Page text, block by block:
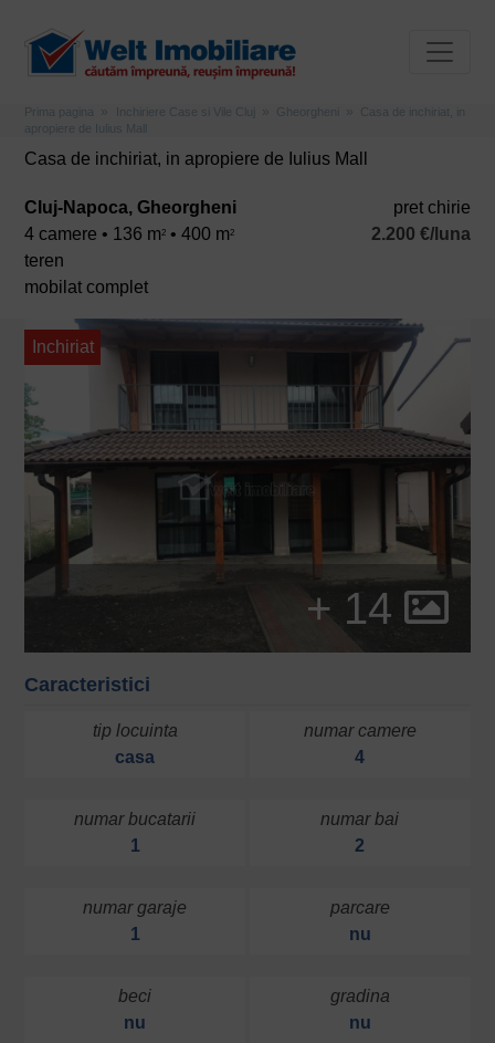
Prima pagina Inchiriere Case si Vile Cluj Gheorgheni
Casa de inchiriat, in
apropiere de Iulius Mall
Casa de inchiriat, in apropiere de Iulius Mall
Cluj-Napoca, Gheorgheni
4 camere • 136 m2 • 400 m2
teren
mobilat complet
pret chirie
2.200 €/luna
+ 14
Inchiriat
Caracteristici
tip locuinta
casa
numar camere
4
numar bucatarii
1
numar bai
2
numar garaje
1
parcare
nu
beci
nu
gradina
nu